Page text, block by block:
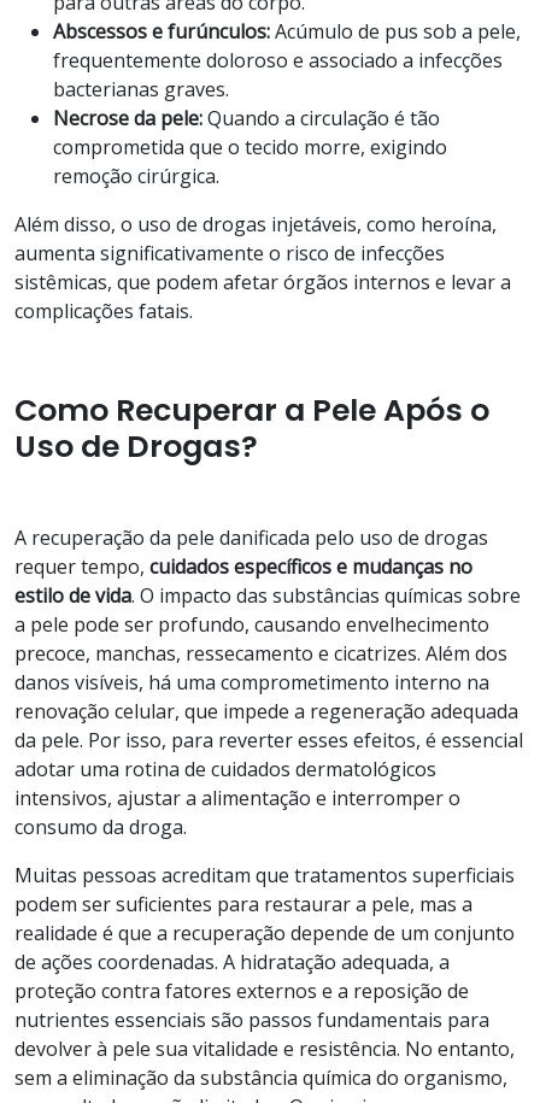
Abscessos e furúnculos:Acúmulo de pus sob a pele,
frequentemente doloroso e associado a infecções
bacterianas graves.
Necrose da pele:Quando a circulação é tão
comprometida que o tecido morre, exigindo
remoção cirúrgica.
Além disso, o uso de drogas injetáveis, como heroína,
aumenta significativamente o risco de infecções
sistêmicas, que podem afetar órgãos internos e levar a
complicações fatais.
Como Recuperar a Pele Após o
Uso de Drogas?
A recuperação da pele danificada pelo uso de drogas
requer tempo, cuidados específicos e mudanças no
estilo de vida. O impacto das substâncias químicas sobre
a pele pode ser profundo, causando envelhecimento
precoce, manchas, ressecamento e cicatrizes. Além dos
danos visíveis, há uma comprometimento interno na
renovação celular, que impede a regeneração adequada
da pele. Por isso, para reverter esses efeitos, é essencial
adotar uma rotina de cuidados dermatológicos
intensivos, ajustar a alimentação e interromper o
consumo da droga.
Muitas pessoas acreditam que tratamentos superficiais
podem ser suficientes para restaurar a pele, mas a
realidade é que a recuperação depende de um conjunto
de ações coordenadas. A hidratação adequada, a
proteção contra fatores externos e a reposição de
nutrientes essenciais são passos fundamentais para
devolver à pele sua vitalidade e resistência. No entanto,
sem a eliminação da substância química do organismo,